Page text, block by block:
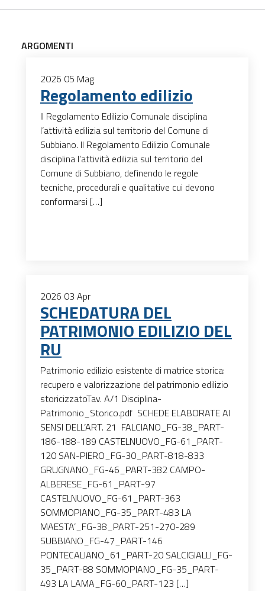
ARGOMENTI
2026 05 Mag
Regolamento edilizio
Il Regolamento Edilizio Comunale disciplina
l’attività edilizia sul territorio del Comune di
Subbiano. Il Regolamento Edilizio Comunale
disciplina l’attività edilizia sul territorio del
Comune di Subbiano, definendo le regole
tecniche, procedurali e qualitative cui devono
conformarsi […]
2026 03 Apr
SCHEDATURA DEL
PATRIMONIO EDILIZIO DEL
RU
Patrimonio edilizio esistente di matrice storica:
recupero e valorizzazione del patrimonio edilizio
storicizzatoTav. A/1 Disciplina-
Patrimonio_Storico.pdf SCHEDE ELABORATE AI
SENSI DELL’ART. 21 FALCIANO_FG-38_PART-
186-188-189 CASTELNUOVO_FG-61_PART-
120 SAN-PIERO_FG-30_PART-818-833
GRUGNANO_FG-46_PART-382 CAMPO-
ALBERESE_FG-61_PART-97
CASTELNUOVO_FG-61_PART-363
SOMMOPIANO_FG-35_PART-483 LA
MAESTA’_FG-38_PART-251-270-289
SUBBIANO_FG-47_PART-146
PONTECALIANO_61_PART-20 SALCIGIALLI_FG-
35_PART-88 SOMMOPIANO_FG-35_PART-
493 LA LAMA_FG-60_PART-123 […]